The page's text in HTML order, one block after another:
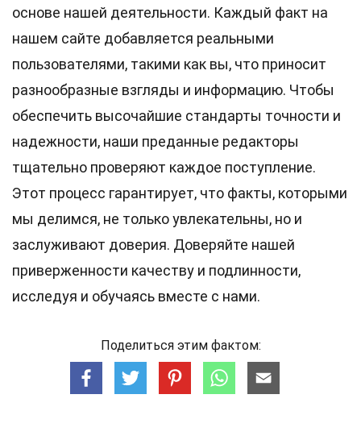
основе нашей деятельности. Каждый факт на
нашем сайте добавляется реальными
пользователями, такими как вы, что приносит
разнообразные взгляды и информацию. Чтобы
обеспечить высочайшие стандарты точности и
надежности, наши преданные редакторы
тщательно проверяют каждое поступление.
Этот процесс гарантирует, что факты, которыми
мы делимся, не только увлекательны, но и
заслуживают доверия. Доверяйте нашей
приверженности качеству и подлинности,
исследуя и обучаясь вместе с нами.
Поделиться этим фактом: